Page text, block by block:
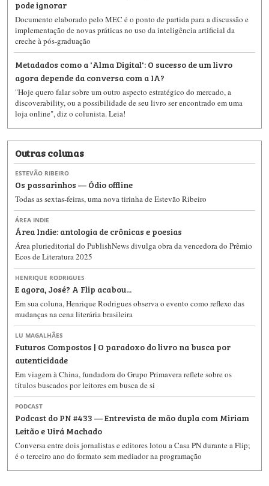
pode ignorar
Documento elaborado pelo MEC é o ponto de partida para a discussão e
implementação de novas práticas no uso da inteligência artificial da
creche à pós-graduação
Metadados como a 'Alma Digital': O sucesso de um livro
agora depende da conversa com a IA?
"Hoje quero falar sobre um outro aspecto estratégico do mercado, a
discoverability, ou a possibilidade de seu livro ser encontrado em uma
loja online", diz o colunista. Leia!
Outras colunas
ESTEVÃO RIBEIRO
Os passarinhos — Ódio offline
Todas as sextas-feiras, uma nova tirinha de Estevão Ribeiro
ÁREA INDIE
Área Indie: antologia de crônicas e poesias
Área plurieditorial do PublishNews divulga obra da vencedora do Prêmio
Ecos de Literatura 2025
HENRIQUE RODRIGUES
E agora, José? A Flip acabou...
Em sua coluna, Henrique Rodrigues observa o evento como reflexo das
mudanças na cena literária brasileira
LU MAGALHÃES
Futuros Compostos | O paradoxo do livro na busca por
autenticidade
Em viagem à China, fundadora do Grupo Primavera reflete sobre os
títulos buscados por leitores em busca de si
PODCAST
Podcast do PN #433 — Entrevista de mão dupla com Miriam
Leitão e Uirá Machado
Conversa entre dois jornalistas e editores lotou a Casa PN durante a Flip;
é o terceiro ano do formato sem mediador na programação